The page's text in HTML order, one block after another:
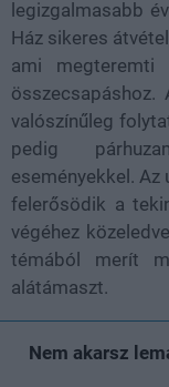
legizgalmasabb
Ház sikeres
ami
valószínűleg
pedig
eseményekkel.
felerősödik a
végéhez
témából merít
alátámaszt.
Nem akarsz